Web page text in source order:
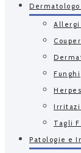
Funghi
Herpes
Tagli
Patologie e